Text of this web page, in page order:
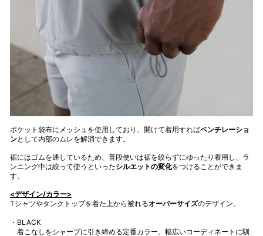
ポケット袋布にメッシュを使用しており、開けて着用すればベンチレーショ
ンとして内部のムレを解消できます。
裾にはゴムを通しているため、普段使いは裾を絞らずにゆったり着用し、ラ
ンニング中は絞って使うといったシルエットの変化をつけることができま
す。
<デザイン/カラー>
Tシャツやタンクトップを着た上から被れるオーバーサイズのデザイン。
・BLACK
着こなしをシャープに引き締める定番カラー。幅広いコーディネートに馴